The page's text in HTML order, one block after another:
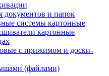
документов и папок
системы картонные
картонные
с прижимом и доски-
(файлами)